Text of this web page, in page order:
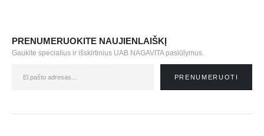
PRENUMERUOKITE NAUJIENLAIŠKĮ
Gaukite specialius ir išskirtinius UAB NAGAVITA pasiūlymus.